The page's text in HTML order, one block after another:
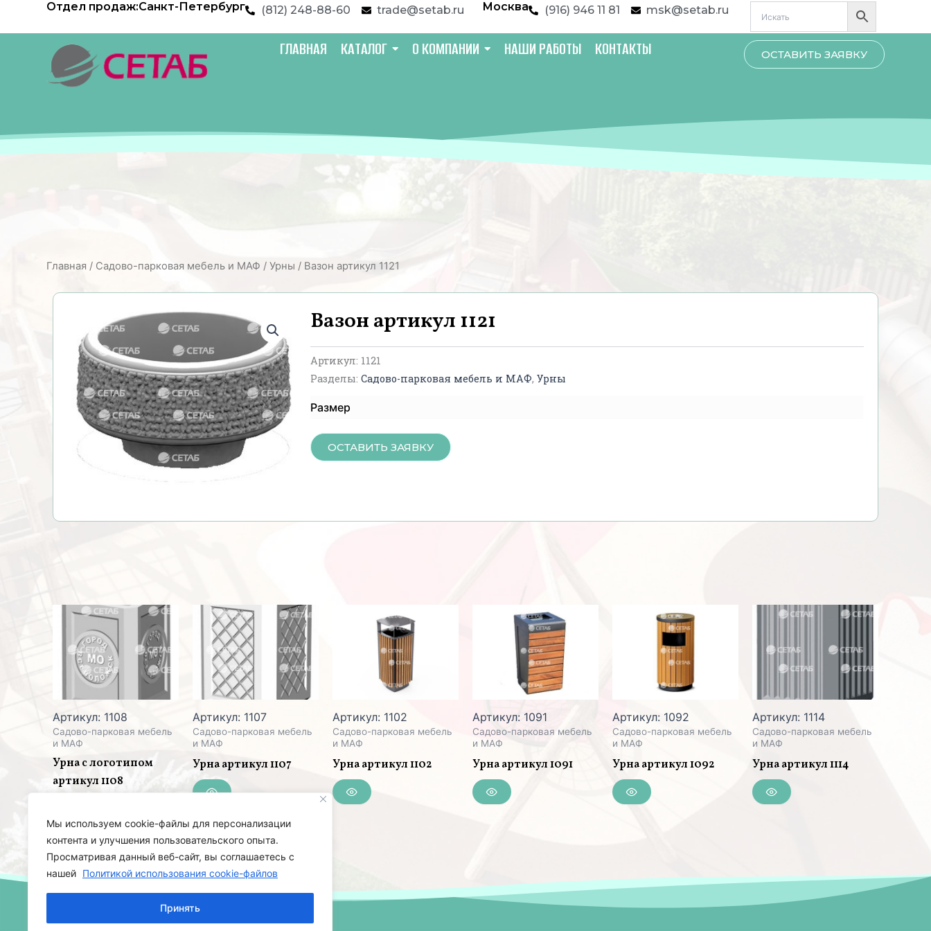
Мы используем cookie-файлы для персонализации
контента и улучшения пользовательского опыта.
Просматривая данный веб-сайт, вы соглашаетесь с
нашей Политикой использования cookie-файлов
Принять
содержимому
Отдел продаж:Санкт-Петербург (812) 248-88-60 trade@setab.ru Москва (916) 946 11 81 msk@setab.ru
ГЛАВНАЯ КАТАЛОГ О КОМПАНИИ НАШИ РАБОТЫ КОНТАКТЫ ОСТАВИТЬ ЗАЯВКУ
Главная / Садово-парковая мебель и МАФ /Урны / Вазон артикул 1121
Вазон артикул 1121
Артикул: 1121
Разделы: Садово-парковая мебель и МАФ,Урны
Размер
ОСТАВИТЬ ЗАЯВКУ
Артикул: 1108
Садово-парковая мебель
и МАФ
Урна с логотипом
артикул 1108
Артикул: 1107
Садово-парковая мебель
и МАФ
Урна артикул 1107
Артикул: 1102
Садово-парковая мебель
и МАФ
Урна артикул 1102
Артикул: 1091
Садово-парковая мебель
и МАФ
Урна артикул 1091
Артикул: 1092
Садово-парковая мебель
и МАФ
Урна артикул 1092
Артикул: 1114
Садово-парковая мебель
и МАФ
Урна артикул 1114